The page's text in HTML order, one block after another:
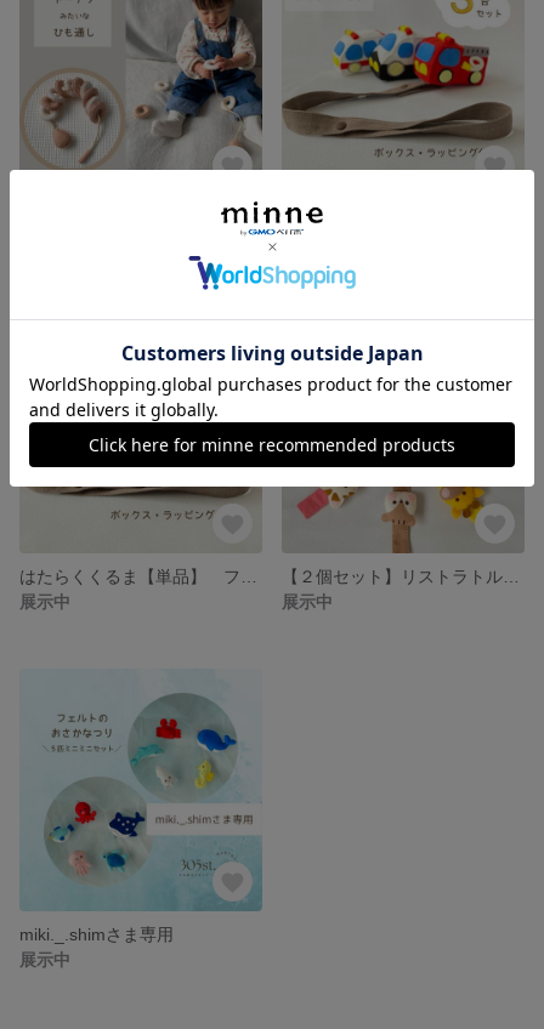
ひも通し 知育玩具 フェルトおもちゃ 指先知育 おうちモンテ １歳児 2歳児 クリスマスプレゼント
展示中
展示中
miki._.shimさま専用
展示中